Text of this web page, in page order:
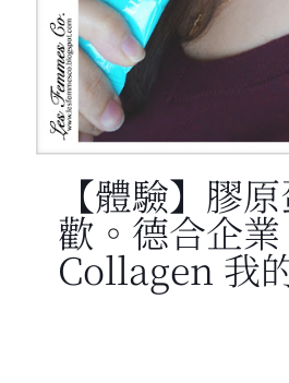
【體驗】膠
歡。德合企
Collagen 我